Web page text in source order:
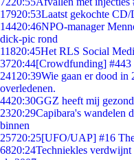
17920:53Laatst gekochte
14420:46NPO-manager
dick-pic rond
11820:45Het RLS Social
3720:44[Crowdfunding] #443
241 20:39Wie gaan er dood in
overledenen.
4420:30GGZ heeft mij
2320:29Capibara's wandelen
binnen
25720:25[UFO/UAP] #16
6820:24Techniekles